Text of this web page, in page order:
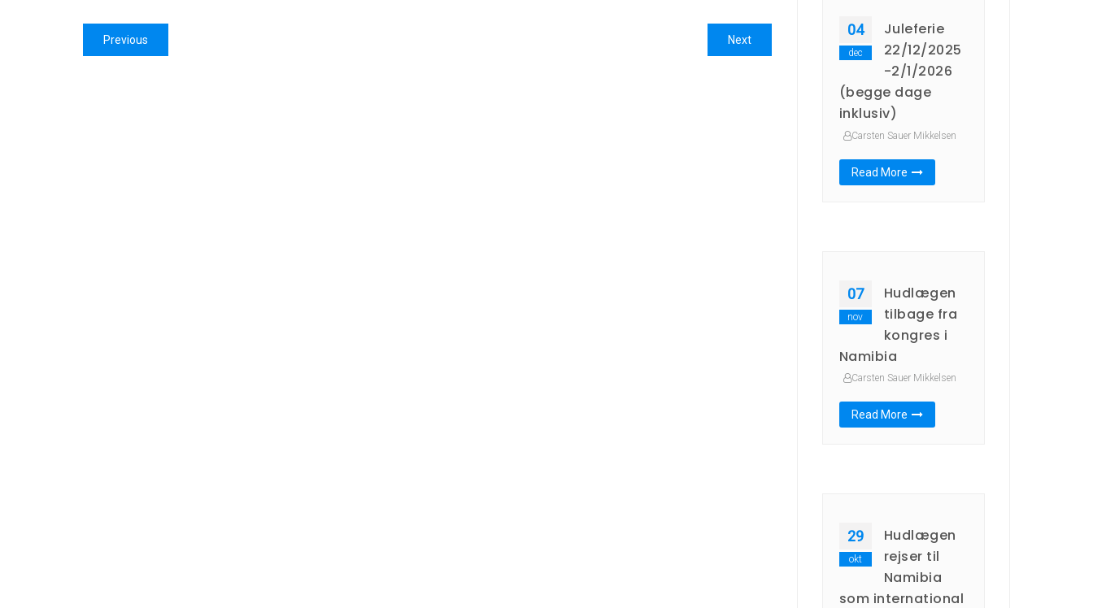
Indlægsnavigation
Previous
post:
NextNext
post:
04
dec
Juleferie
22/12/2025
-2/1/2026
(begge dage
inklusiv)
Carsten Sauer Mikkelsen
Read More
07
nov
Hudlægen
tilbage fra
kongres i
Namibia
Carsten Sauer Mikkelsen
Read More
29
okt
Hudlægen
rejser til
Namibia
som international